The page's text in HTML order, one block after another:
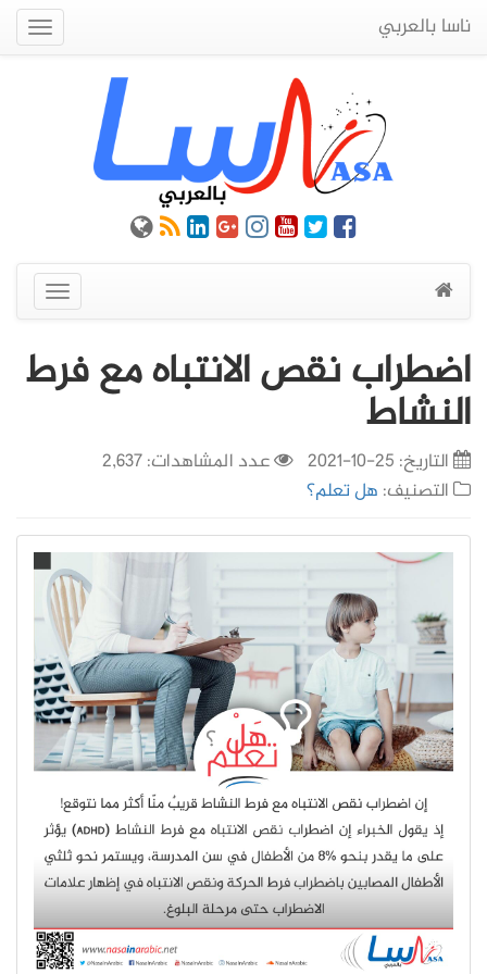
ناسا بالعربي
عرض
القائمة
اضطراب نقص الانتباه مع فرط
النشاط
التاريخ: 25-10-2021
عدد المشاهدات: 2,637
التصنيف: هل تعلم؟